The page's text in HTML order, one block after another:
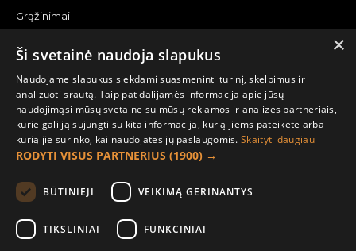
Grąžinimai
Pirkėjo paskyra
Mano paskyra
Užsakymai
Naujienlaiškiai
Informacija užsakovui
Apie mus
Pristatymo informacija
×
Ši svetainė naudoja slapukus
Naudojame slapukus siekdami suasmeninti turinį, skelbimus ir
analizuoti srautą. Taip pat dalijamės informacija apie jūsų
naudojimąsi mūsų svetaine su mūsų reklamos ir analizės partneriais,
kurie gali ją sujungti su kita informacija, kurią jiems pateikėte arba
kurią jie surinko, kai naudojatės jų paslaugomis.Skaityti daugiau
RODYTI VISUS PARTNERIUS (1900) →
BŪTINIEJI VEIKIMĄ GERINANTYS
TIKSLINIAI FUNKCINIAI